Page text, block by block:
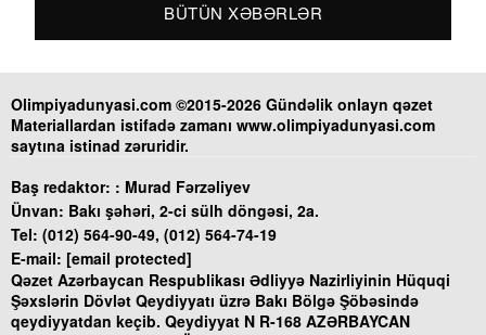
BÜTÜN XƏBƏRLƏR
Olimpiyadunyasi.com ©2015-2026 Gündəlik onlayn qəzet
Materiallardan istifadə zamanı www.olimpiyadunyasi.com
saytına istinad zəruridir.
Baş redaktor: : Murad Fərzəliyev
Ünvan: Bakı şəhəri, 2-ci sülh döngəsi, 2a.
Tel: (012) 564-90-49, (012) 564-74-19
E-mail: [email protected]
Qəzet Azərbaycan Respublikası Ədliyyə Nazirliyinin Hüquqi
Şəxslərin Dövlət Qeydiyyatı üzrə Bakı Bölgə Şöbəsində
qeydiyyatdan keçib. Qeydiyyat N R-168 AZƏRBAYCAN